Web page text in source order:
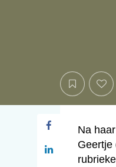
Na
Geertje